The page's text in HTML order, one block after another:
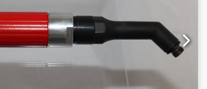
1/4" F Dodpfxjv Iphue Abljck
sin batería: 0,8 kg Otras
producción industrial y mantenimiento